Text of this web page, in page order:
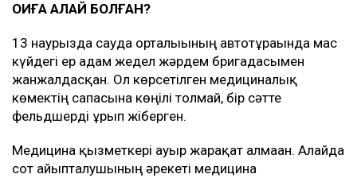
ОҚИҒА ҚАЛАЙ БОЛҒАН?
13 наурызда сауда орталығының автотұрағында мас
күйдегі ер адам жедел жәрдем бригадасымен
жанжалдасқан. Ол көрсетілген медициналық
көмектің сапасына көңілі толмай, бір сәтте
фельдшерді ұрып жіберген.
Медицина қызметкері ауыр жарақат алмаған. Алайда
сот айыпталушының әрекеті медицина